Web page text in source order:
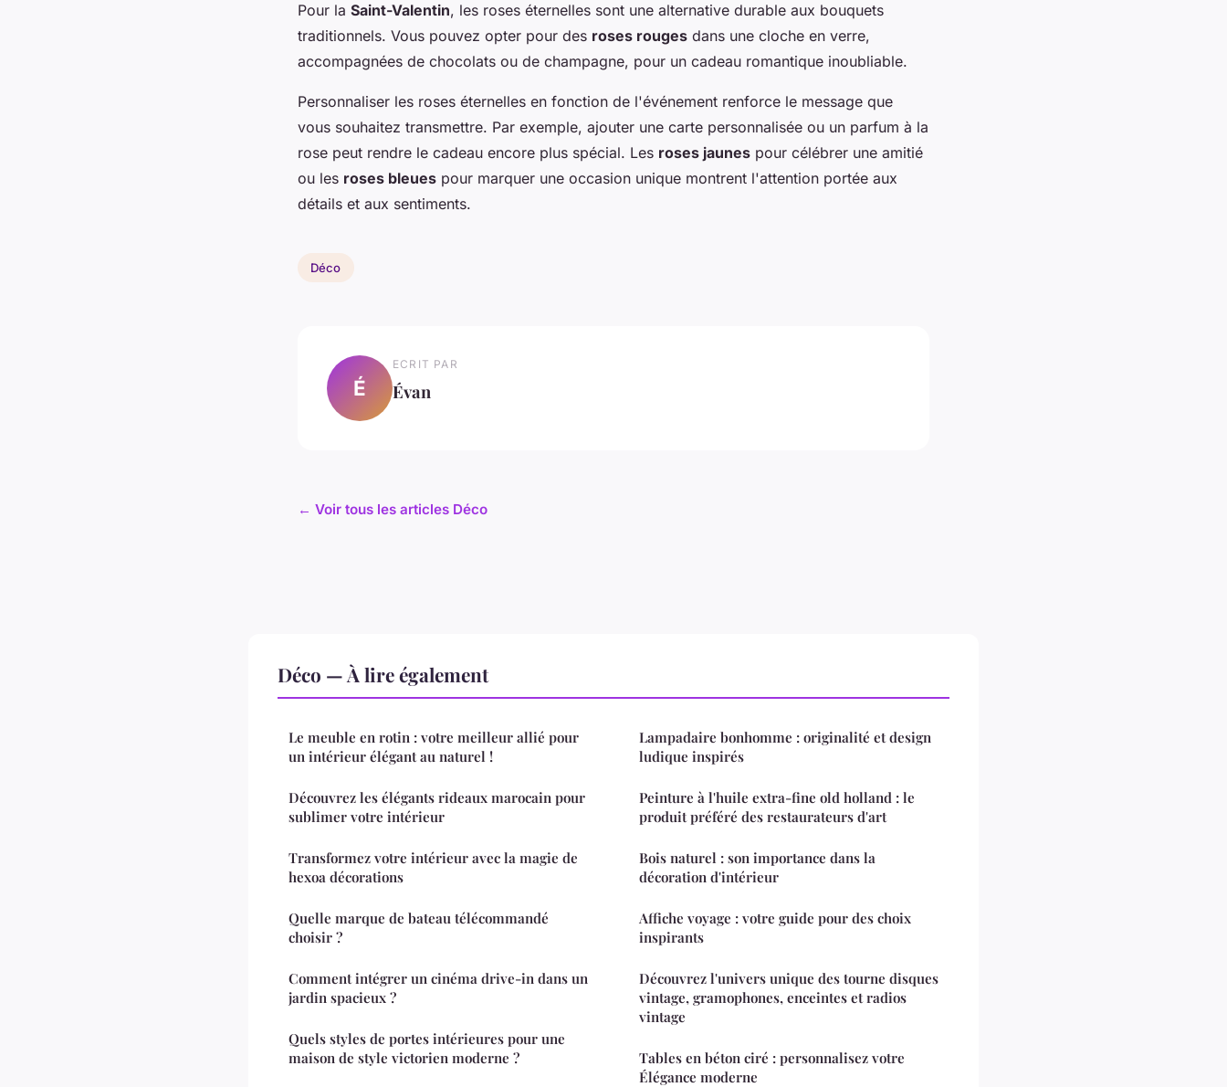
Pour la Saint-Valentin, les roses éternelles sont une alternative durable aux bouquets
traditionnels. Vous pouvez opter pour des roses rouges dans une cloche en verre,
accompagnées de chocolats ou de champagne, pour un cadeau romantique inoubliable.
Personnaliser les roses éternelles en fonction de l'événement renforce le message que
vous souhaitez transmettre. Par exemple, ajouter une carte personnalisée ou un parfum à la
rose peut rendre le cadeau encore plus spécial. Les roses jaunes pour célébrer une amitié
ou les roses bleues pour marquer une occasion unique montrent l'attention portée aux
détails et aux sentiments.
Déco
É
ECRIT PAR
Évan
← Voir tous les articles Déco
Déco — À lire également
Le meuble en rotin : votre meilleur allié pour
un intérieur élégant au naturel !
Découvrez les élégants rideaux marocain pour
sublimer votre intérieur
Transformez votre intérieur avec la magie de
hexoa décorations
Quelle marque de bateau télécommandé
choisir ?
Comment intégrer un cinéma drive-in dans un
jardin spacieux ?
Quels styles de portes intérieures pour une
maison de style victorien moderne ?
Lampadaire bonhomme : originalité et design
ludique inspirés
Peinture à l'huile extra-fine old holland : le
produit préféré des restaurateurs d'art
Bois naturel : son importance dans la
décoration d'intérieur
Affiche voyage : votre guide pour des choix
inspirants
Découvrez l'univers unique des tourne disques
vintage, gramophones, enceintes et radios
vintage
Tables en béton ciré : personnalisez votre
Élégance moderne